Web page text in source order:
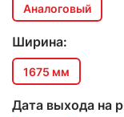
Аналоговый
Ширина:
1675 мм
Дата выхода на